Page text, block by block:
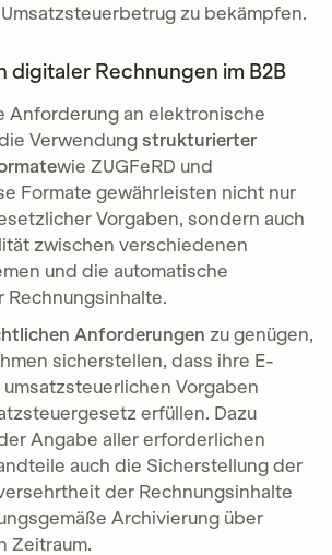
zu bekämpfen.
digitaler Rechnungen im B2B
Anforderung an elektronische
Verwendungstrukturierter
wie ZUGFeRD und
Formate gewährleisten nicht nur
Vorgaben, sondern auch
zwischen verschiedenen
und die automatische
Rechnungsinhalte.
Anforderungen zu genügen,
sicherstellen, dass ihre E-
Vorgaben
erfüllen. Dazu
Angabe aller erforderlichen
auch die Sicherstellung der
der Rechnungsinhalte
Archivierung über
Zeitraum.